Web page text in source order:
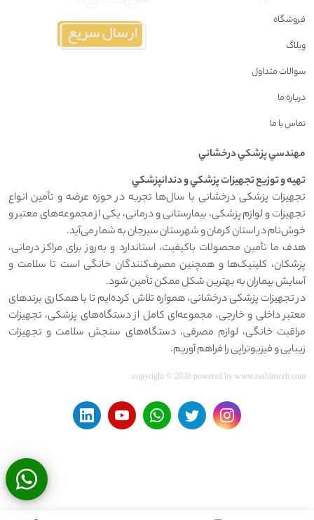
فروشگاه
وبلاگ
سوالات متداول
درباره ما
تماس با ما
مهندسي پزشکي درخشاني
تهيه و توزيع تجهيزات پزشکي و دندانپزشکي
تجهیزات پزشکی درخشانی با سال‌ها تجربه در حوزه عرضه و تأمین انواع
تجهیزات و لوازم پزشکی، بیمارستانی و درمانی، یکی از مجموعه‌های معتبر و
خوش‌نام در استان کرمان و شهرستان سیرجان به شمار می‌آید.
هدف ما تأمین محصولات باکیفیت، استاندارد و به‌روز برای مراکز درمانی،
پزشکان، کلینیک‌ها و همچنین مصرف‌کنندگان خانگی است تا سلامت و
آسایش بیماران به بهترین شکل ممکن تأمین شود.
در تجهیزات پزشکی درخشانی، همواره تلاش کرده‌ایم تا با همکاری برندهای
معتبر داخلی و خارجی، مجموعه‌ای کامل از دستگاه‌های پزشکی، تجهیزات
مراقبت خانگی، لوازم مصرفی، دستگاه‌های سنجش سلامت و تجهیزات
زیبایی و فیزیوتراپی را فراهم آوریم.
copyright © 2026 powered by www.rashinweb.com